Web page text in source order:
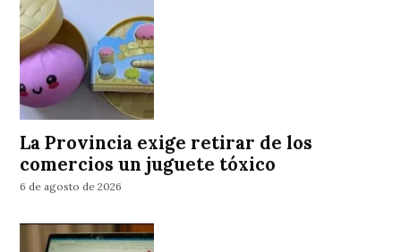
La Provincia exige retirar de los
comercios un juguete tóxico
6 de agosto de 2026